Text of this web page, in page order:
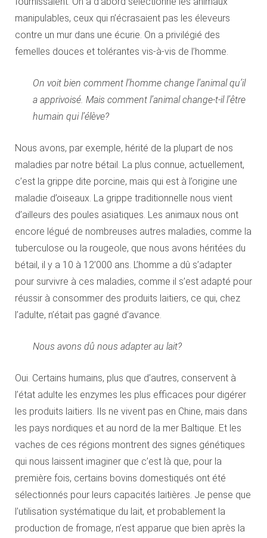
manipulables, ceux qui n’écrasaient pas les éleveurs
contre un mur dans une écurie. On a privilégié des
femelles douces et tolérantes vis-à-vis de l’homme.
On voit bien comment l’homme change l’animal qu’il
a apprivoisé. Mais comment l’animal change-t-il l’être
humain qui l’élève?
Nous avons, par exemple, hérité de la plupart de nos
maladies par notre bétail. La plus connue, actuellement,
c’est la grippe dite porcine, mais qui est à l’origine une
maladie d’oiseaux. La grippe traditionnelle nous vient
d’ailleurs des poules asiatiques. Les animaux nous ont
encore légué de nombreuses autres maladies, comme la
tuberculose ou la rougeole, que nous avons héritées du
bétail, il y a 10 à 12’000 ans. L’homme a dû s’adapter
pour survivre à ces maladies, comme il s’est adapté pour
réussir à consommer des produits laitiers, ce qui, chez
l’adulte, n’était pas gagné d’avance.
Nous avons dû nous adapter au lait?
Oui. Certains humains, plus que d’autres, conservent à
l’état adulte les enzymes les plus efficaces pour digérer
les produits laitiers. Ils ne vivent pas en Chine, mais dans
les pays nordiques et au nord de la mer Baltique. Et les
vaches de ces régions montrent des signes génétiques
qui nous laissent imaginer que c’est là que, pour la
première fois, certains bovins domestiqués ont été
sélectionnés pour leurs capacités laitières. Je pense que
l’utilisation systématique du lait, et probablement la
production de fromage, n’est apparue que bien après la